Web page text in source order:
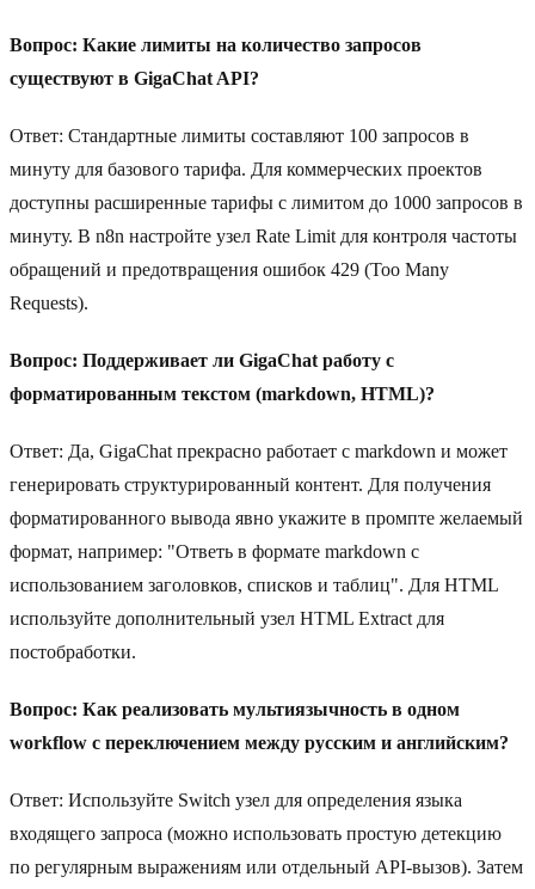
Вопрос: Какие лимиты на количество запросов
существуют в GigaChat API?
Ответ: Стандартные лимиты составляют 100 запросов в
минуту для базового тарифа. Для коммерческих проектов
доступны расширенные тарифы с лимитом до 1000 запросов в
минуту. В n8n настройте узел Rate Limit для контроля частоты
обращений и предотвращения ошибок 429 (Too Many
Requests).
Вопрос: Поддерживает ли GigaChat работу с
форматированным текстом (markdown, HTML)?
Ответ: Да, GigaChat прекрасно работает с markdown и может
генерировать структурированный контент. Для получения
форматированного вывода явно укажите в промпте желаемый
формат, например: "Ответь в формате markdown с
использованием заголовков, списков и таблиц". Для HTML
используйте дополнительный узел HTML Extract для
постобработки.
Вопрос: Как реализовать мультиязычность в одном
workflow с переключением между русским и английским?
Ответ: Используйте Switch узел для определения языка
входящего запроса (можно использовать простую детекцию
по регулярным выражениям или отдельный API-вызов). Затем